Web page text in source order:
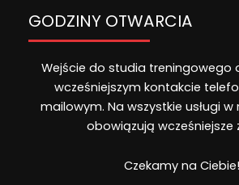
GODZINY OTWARCIA
Wejście do studia treningowego
wcześniejszym kontakcie
mailowym. Na wszystkie usługi
obowiązują wcześniejsze
Czekamy na Ciebie!